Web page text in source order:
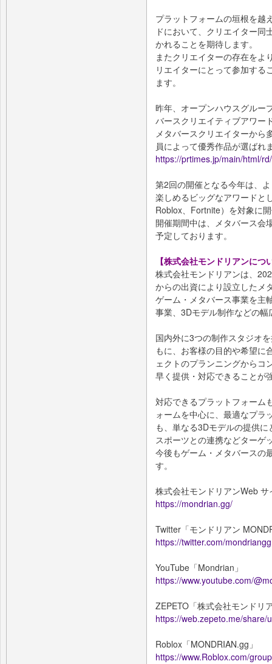
プラットフォームの垣根を越
ドにおいて、クリエイター
かれることを期待します。
またクリエイターの存在をよ
リエイターにとって参加する
ます。
昨年、オープンハウスグルー
バースクリエイティブアワー
メタバースクリエイターから
員によって優秀作品が選ばれ
https://prtimes.jp/main/html/
第2回の開催となる今年は、
楽しめるビッグなアワードと
Roblox、Fortnite）を対象に
開催期間中は、メタバース会
予定しております。
【株式会社モンドリアンにつ
株式会社モンドリアンは、
からの出資により設立したメ
ゲーム・メタバース事業を主
事業、3Dモデル制作などの
国内外に3つの制作スタジオ
もに、お客様の目的や希望に
ェクトのプランニングからコ
早く提供・対応できることが
対応できるプラットフォーム
ォームを中心に、最適なプラ
も、単なる3Dモデルの提供
スポーツとの連携などターゲ
今後もゲーム・メタバースの
す。
株式会社モンドリアンWeb サ
https://mondrian.gg/
Twitter「モンドリアン
https://twitter.com/mondriangg
YouTube「Mondrian」
https://www.youtube.com/
ZEPETO「株式会社モンドリ
https://web.zepeto.me/share/
Roblox「MONDRIAN.gg」
https://www.Roblox.com/